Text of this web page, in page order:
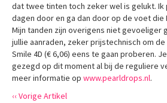
dat twee tinten toch zeker wel is gelukt. Ik
dagen door en ga dan door op de voet
Mijn tanden zijn overigens niet gevoeliger
jullie aanraden, zeker prijstechnisch om
Smile 4D (€ 6,06) eens te gaan proberen.
gezegd op dit moment al bij de reguliere
meer informatie op www.pearldrops.nl.
‹‹ Vorige Artikel